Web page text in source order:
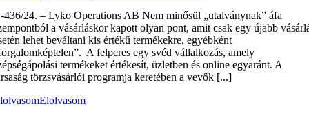
24. – Lyko Operations AB Nem minősül „utalványnak” áfa
a vásárláskor kapott olyan pont, amit csak egy újabb
lehet beváltani kis értékű termékekre, egyébként
A felperes egy svéd vállalkozás, amely
termékeket értékesít, üzletben és online egyaránt. A
törzsvásárlói programja keretében a vevők [...]
Elolvasom